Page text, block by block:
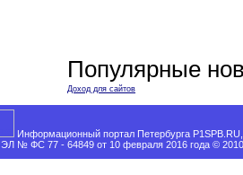
Популярные
Доход для сайтов
Информационный портал Петербурга
ЭЛ № ФС 77 - 64849 от 10 февраля 2016 года ©